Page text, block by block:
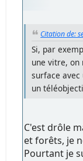
Citation de:
Si, par
une vitre, on
surface avec
un
C'est drôle
et forêts, je
Pourtant je